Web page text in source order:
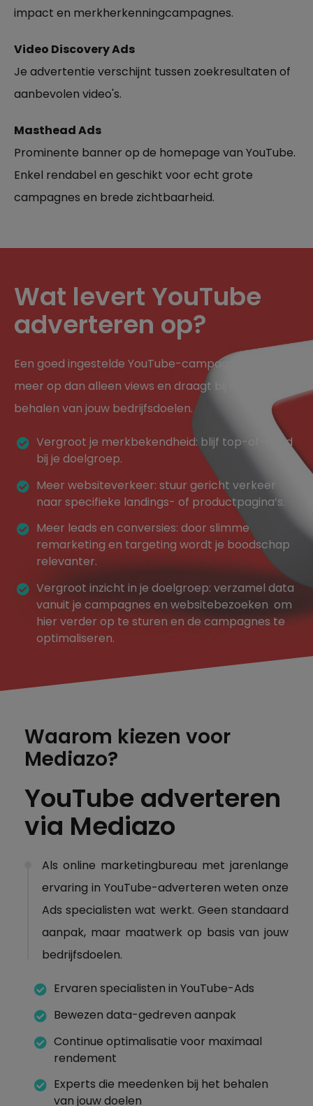
impact en merkherkenningcampagnes.
Video Discovery Ads
Je advertentie verschijnt tussen zoekresultaten of
aanbevolen video's.
Masthead Ads
Prominente banner op de homepage van YouTube.
Enkel rendabel en geschikt voor echt grote
campagnes en brede zichtbaarheid.
Wat levert YouTube
adverteren op?
Een goed ingestelde YouTube-campagne levert
meer op dan alleen views en draagt bij aan het
behalen van jouw bedrijfsdoelen.
Vergroot je merkbekendheid: blijf top-of-mind
bij je doelgroep.
Meer websiteverkeer: stuur gericht verkeer
naar specifieke landings- of productpagina’s.
Meer leads en conversies: door slimme
remarketing en targeting wordt je boodschap
relevanter.
Vergroot inzicht in je doelgroep: verzamel data
vanuit je campagnes en websitebezoeken om
hier verder op te sturen en de campagnes te
optimaliseren.
Waarom kiezen voor
Mediazo?
YouTube adverteren
via Mediazo
Als online marketingbureau met jarenlange
ervaring in YouTube-adverteren weten onze
Ads specialisten wat werkt. Geen standaard
aanpak, maar maatwerk op basis van jouw
bedrijfsdoelen.
Ervaren specialisten in YouTube-Ads
Bewezen data-gedreven aanpak
Continue optimalisatie voor maximaal
rendement
Experts die meedenken bij het behalen
van jouw doelen